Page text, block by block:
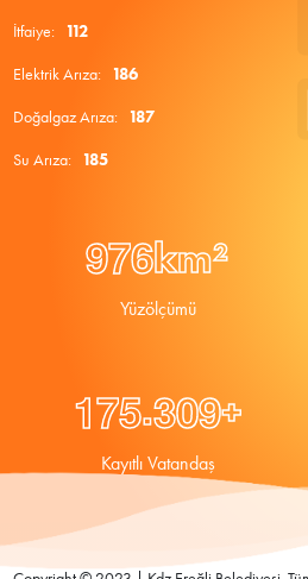
İtfaiye: 112
Elektrik Arıza: 186
Doğalgaz Arıza: 187
Su Arıza: 185
976km²
Yüzölçümü
175.309+
Kayıtlı Vatandaş